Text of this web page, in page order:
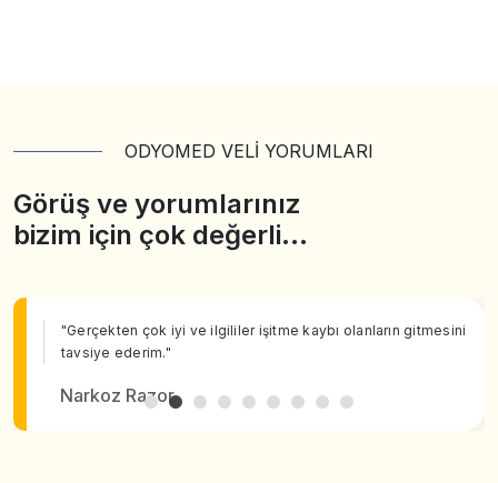
ODYOMED VELİ YORUMLARI
Görüş ve yorumlarınız
bizim için çok değerli…
"Gerçekten çok iyi ve ilgililer işitme kaybı olanların gitmesini
tavsiye ederim."
Narkoz Razor